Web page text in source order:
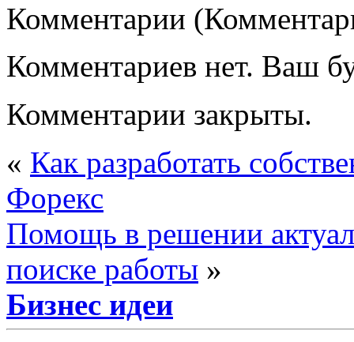
Комментарии
Комментариев нет. Ваш
Комментарии закрыты.
« Как разработать
Форекс
Помощь в решении
поиске работы »
Бизнес идеи